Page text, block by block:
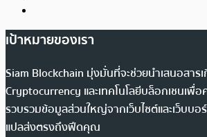
เป้าหมายของเรา
Siam Blockchain มุ่งมั่นที่จะช่วยนำเสนอสาร
Cryptocurrency และเทคโนโลยีบล็อกเชนเพื่อ
รวบรวมข้อมูลส่วนใหญ่จากเว็บไซต์และเว็บบอ
แปลส่งตรงถึงฟีดคุณ